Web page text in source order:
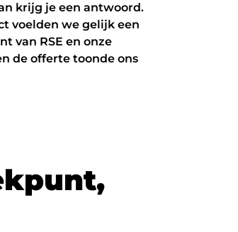
krijg je een antwoord.
voelden we gelijk een
van RSE en onze
de offerte toonde ons
kpunt,